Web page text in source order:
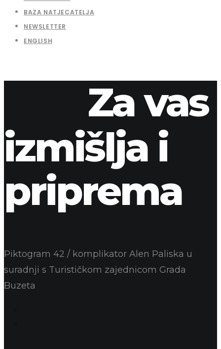
BAZA NATJECATELJA
NEWSLETTER
ENGLISH
Za vas
izmišlja i
priprema
Piktogram 42 / komplikator Alen Paliska u
suradnji s Turističkom zajednicom Grada
Buzeta